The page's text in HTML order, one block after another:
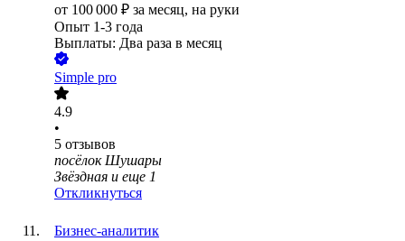
от 100 000 ₽ за месяц, на руки
Опыт 1-3 года
Выплаты: Два раза в месяц
Simple pro
4.9
•
5 отзывов
посёлок Шушары
Звёздная и еще 1
Откликнуться
Бизнес-аналитик